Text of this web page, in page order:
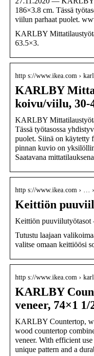
186×3.8 cm. Tässä
viilun parhaat puolet.
KARLBY
63.5×3.
http s://www.ikea.com ›
KARLBY
koivu/viilu, 30-
KARLBY
Tässä työtasossa
puolet. Siinä on käytetty
pinnan kuvio on
Saatavana
http s://www.ikea.com › …
Keittiön
Keittiön puuviilutyötasot
Tutustu laajaan
valitse omaan keittiöösi
http s://www.ikea.com ›
KARLBY
veneer, 74×1
KARLBY Countertop,
wood countertop
veneer. With efficient
unique pattern and a